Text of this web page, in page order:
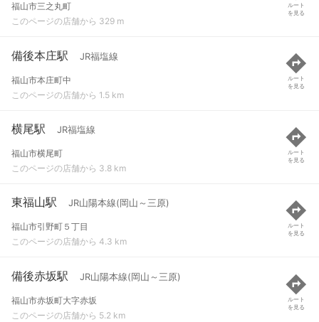
福山市三之丸町
このページの店舗から 329 m
ルート
を見る
備後本庄駅 JR福塩線
福山市本庄町中
このページの店舗から 1.5 km
ルート
を見る
横尾駅 JR福塩線
福山市横尾町
このページの店舗から 3.8 km
ルート
を見る
東福山駅 JR山陽本線(岡山～三原)
福山市引野町５丁目
このページの店舗から 4.3 km
ルート
を見る
備後赤坂駅 JR山陽本線(岡山～三原)
福山市赤坂町大字赤坂
このページの店舗から 5.2 km
ルート
を見る